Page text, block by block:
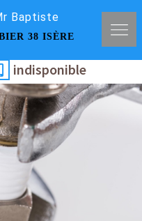
Baptiste
38 ISÈRE
indisponible